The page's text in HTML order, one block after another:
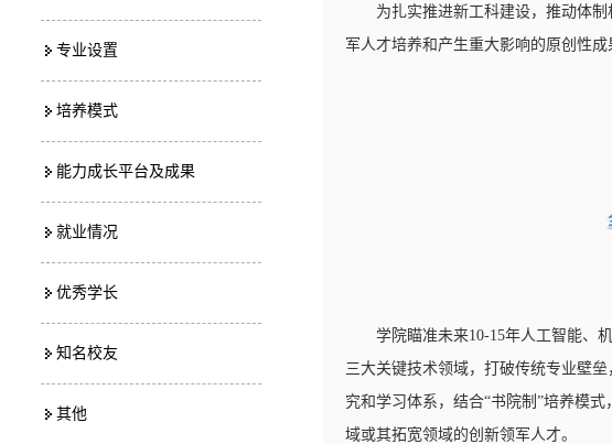
专业设置
培养模式
能力成长平台及成果
就业情况
优秀学长
知名校友
其他
为扎实推进新工科建设，推动体
军人才培养和产生重大影响的原创性
学院瞄准未来10-15年人工智能、
三大关键技术领域，打破传统专业壁
究和学习体系，结合“书院制”培养模
域或其拓宽领域的创新领军人才。